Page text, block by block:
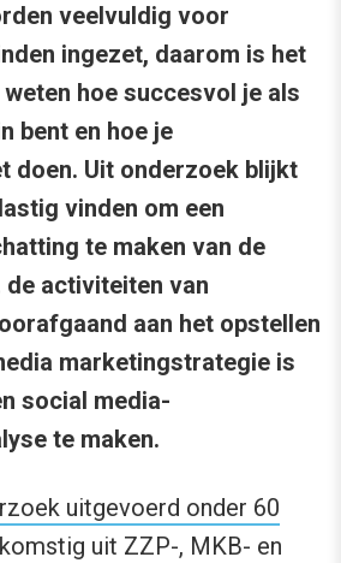
veelvuldig voor
ingezet, daarom is het
hoe succesvol je als
bent en hoe je
doen. Uit onderzoek blijkt
vinden om een
te maken van de
de activiteiten van
aan het opstellen
marketingstrategie is
social media-
te maken.
uitgevoerd onder 60
uit ZZP-, MKB- en